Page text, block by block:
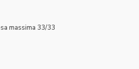
massima 33/33